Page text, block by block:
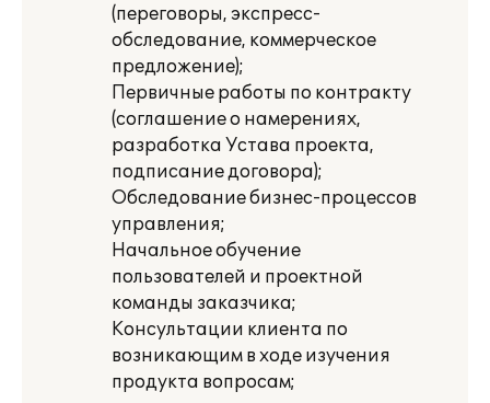
(переговоры, экспресс-
обследование, коммерческое
предложение);
Первичные работы по контракту
(соглашение о намерениях,
разработка Устава проекта,
подписание договора);
Обследование бизнес-процессов
управления;
Начальное обучение
пользователей и проектной
команды заказчика;
Консультации клиента по
возникающим в ходе изучения
продукта вопросам;